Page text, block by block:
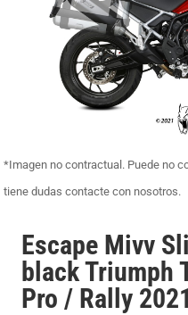
*Imagen no contractual. Puede no
tiene dudas contacte con nosotros.
Escape Mivv
black Triumph
Pro / Rally